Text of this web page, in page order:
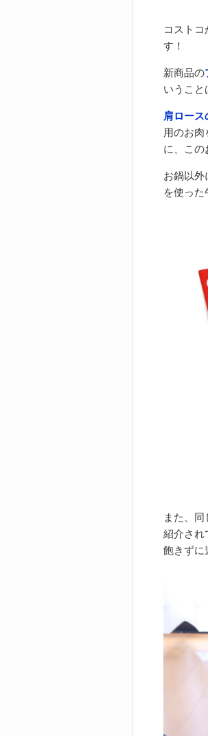
コストコ
す！
新商品の
いうこと
肩ロース
用のお
に、この
お鍋以外
を使った
また、
紹介され
飽きずに